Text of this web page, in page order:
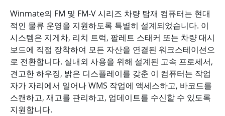
Winmate의 FM 및 FM-V 시리즈 차량 탑재 컴퓨터는 현대
적인 물류 운영을 지원하도록 특별히 설계되었습니다. 이
시스템은 지게차, 리치 트럭, 팔레트 스태커 또는 차량 대시
보드에 직접 장착하여 모든 자산을 연결된 워크스테이션으
로 전환합니다. 실내외 사용을 위해 설계된 고속 프로세서,
견고한 하우징, 밝은 디스플레이를 갖춘 이 컴퓨터는 작업
자가 자리에서 일어나 WMS 작업에 액세스하고, 바코드를
스캔하고, 재고를 관리하고, 업데이트를 수신할 수 있도록
지원합니다.